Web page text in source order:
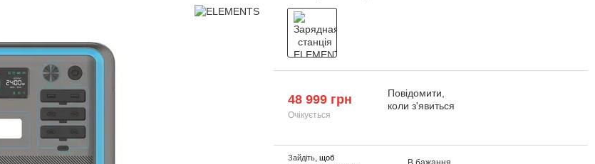
48 999 грн
Очікується
Повідомити,
коли з'явиться
Зайдіть , щоб